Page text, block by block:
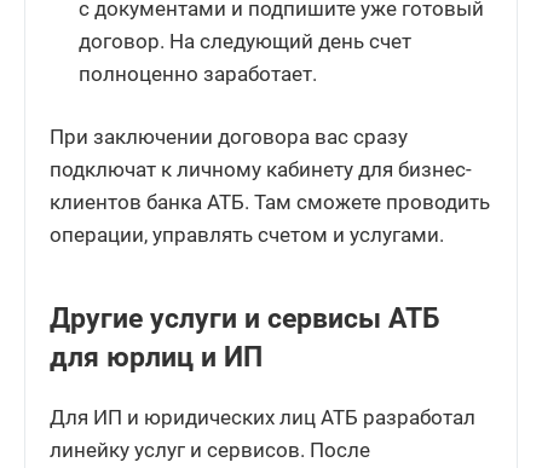
с документами и подпишите уже готовый
договор. На следующий день счет
полноценно заработает.
При заключении договора вас сразу
подключат к личному кабинету для бизнес-
клиентов банка АТБ. Там сможете проводить
операции, управлять счетом и услугами.
Другие услуги и сервисы АТБ
для юрлиц и ИП
Для ИП и юридических лиц АТБ разработал
линейку услуг и сервисов. После